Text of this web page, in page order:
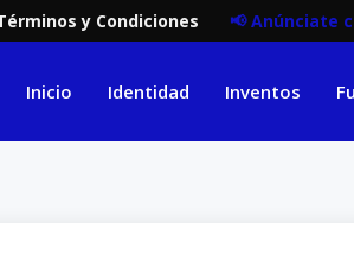
y Condiciones 📢 Anúnciate
Inicio Identidad Inventos